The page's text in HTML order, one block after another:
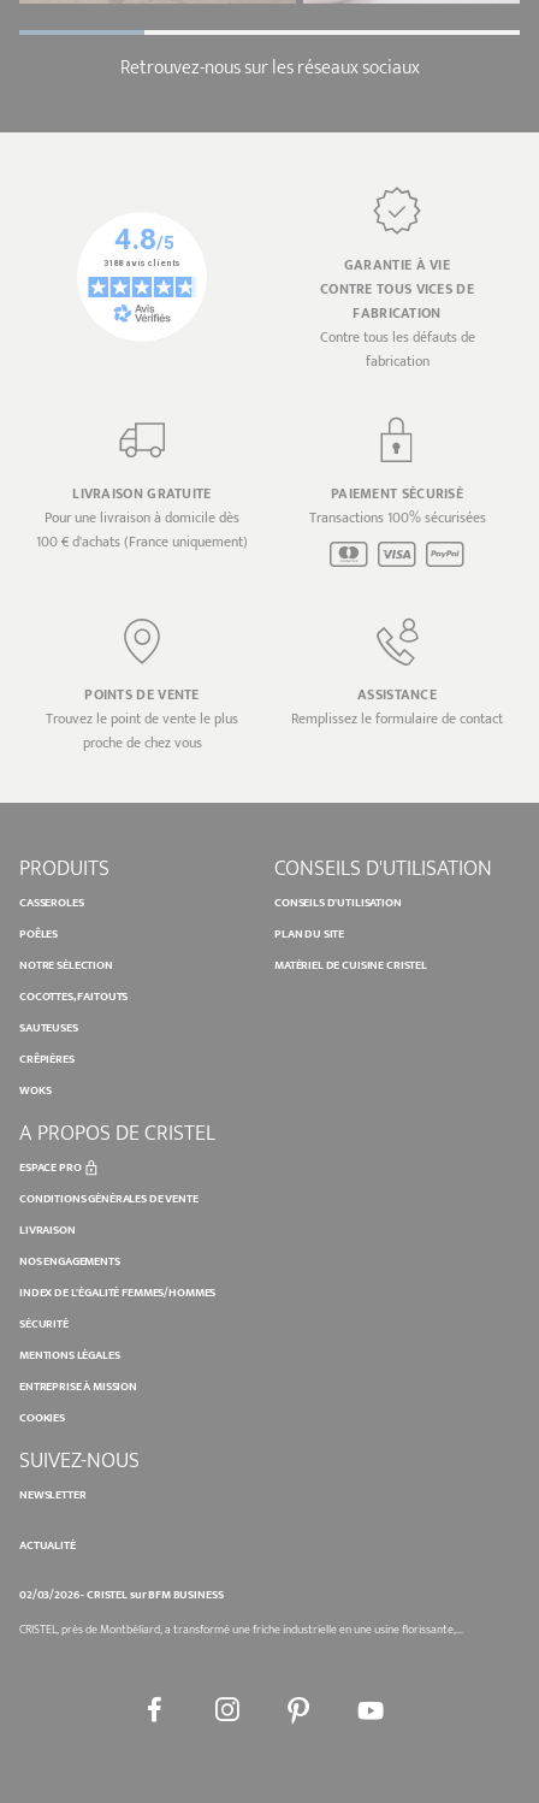
Retrouvez-nous sur les réseaux sociaux
GARANTIE À VIE
CONTRE TOUS VICES DE
FABRICATION
Contre tous les défauts de
fabrication
LIVRAISON GRATUITE
Pour une livraison à domicile dès
100 € d'achats (France uniquement)
PAIEMENT SÉCURISÉ
Transactions 100% sécurisées
POINTS DE VENTE
Trouvez le point de vente le plus
proche de chez vous
ASSISTANCE
Remplissez le formulaire de contact
PRODUITS
CASSEROLES
POÊLES
NOTRE SÉLECTION
COCOTTES, FAITOUTS
SAUTEUSES
CRÊPIÈRES
WOKS
CONSEILS D'UTILISATION
CONSEILS D'UTILISATION
PLAN DU SITE
MATÉRIEL DE CUISINE CRISTEL
A PROPOS DE CRISTEL
ESPACE PRO
CONDITIONS GÉNÉRALES DE VENTE
LIVRAISON
NOS ENGAGEMENTS
INDEX DE L'ÉGALITÉ FEMMES/HOMMES
SÉCURITÉ
MENTIONS LÉGALES
ENTREPRISE À MISSION
COOKIES
SUIVEZ-NOUS
NEWSLETTER
ACTUALITÉ
02/03/2026 - CRISTEL sur BFM BUSINESS
CRISTEL, près de Montbéliard, a transformé une friche industrielle en une usine florissante,...